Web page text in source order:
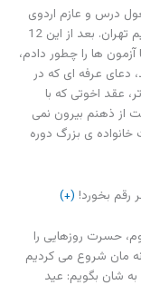
درس و عازم اردوی
علمی رامسر، رفتیم درس مان را خواندیم و برگشتیم تهران. بعد از این 12
ها را چطور دادم،
دعای عرفه ای که در
عقد اخوتی که با
از ذهنم بیرون نمی
خانواده ی بزرگ دوره
رقم بخورد! (+)
حسرت روزهایی را
مان شروع می کردیم
به شان بگویم: عید